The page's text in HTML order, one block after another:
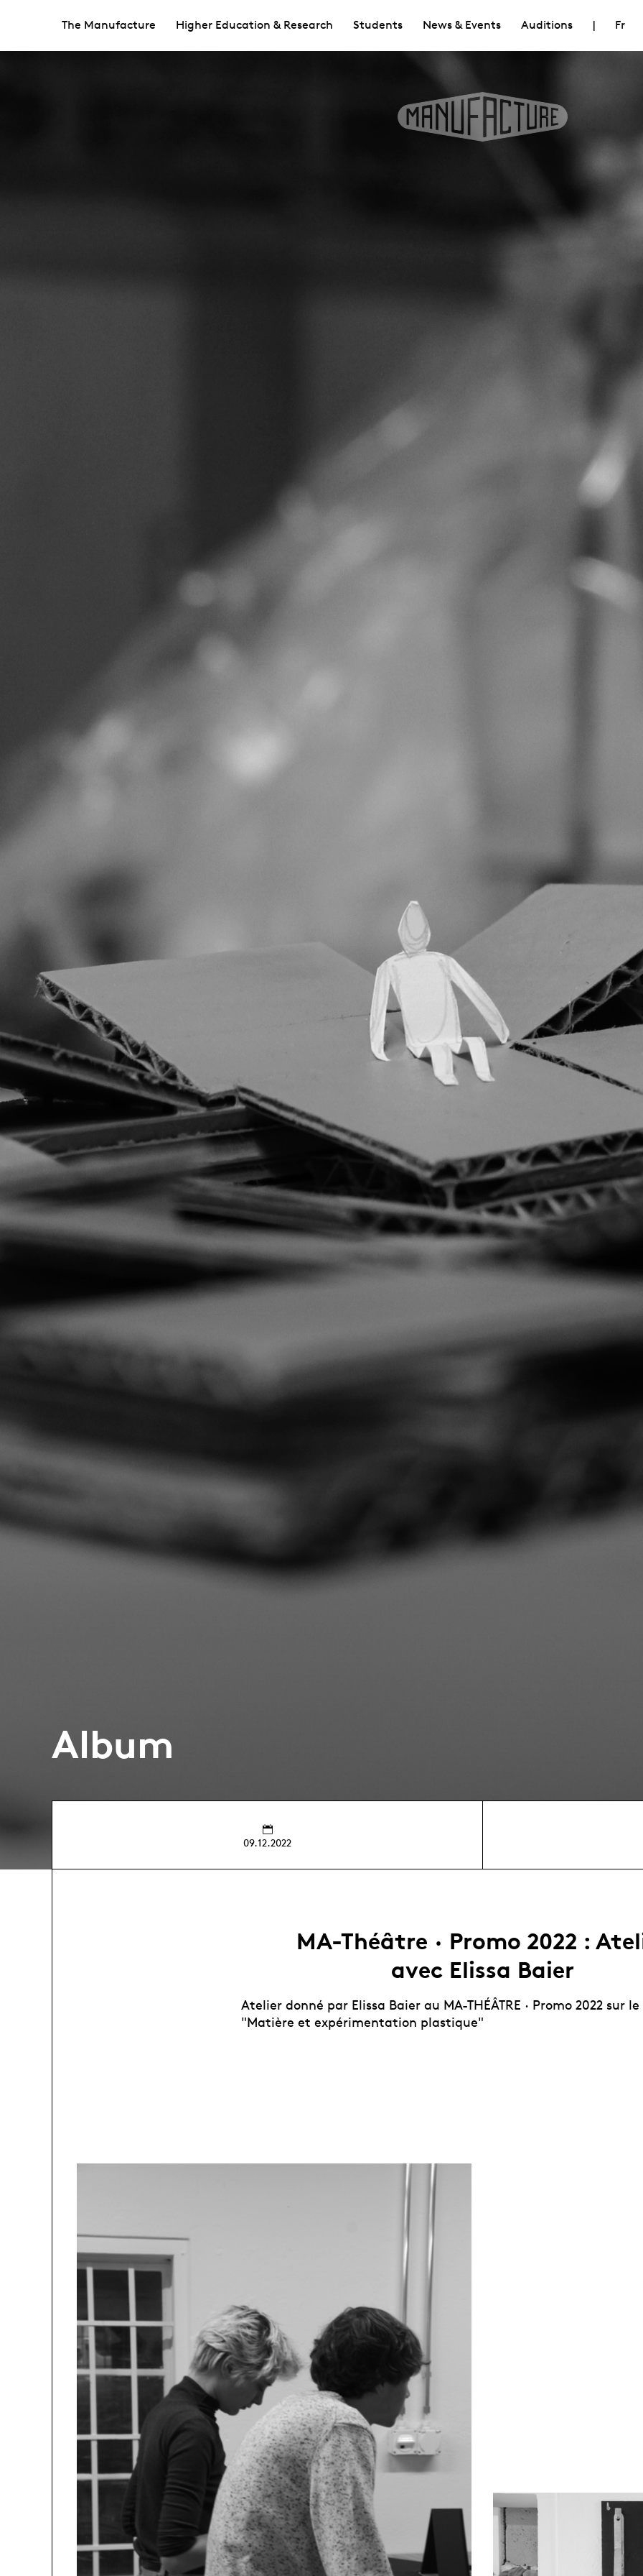
The Manufacture Higher Education & Research Students News & Events Auditions | Fr
Album
09.12.2022
MA-Théâtre · Promo 2022 :
avec Elissa Baier
Atelier donné par Elissa Baier au MA-THÉÂTRE · Promo 2022 sur
"Matière et expérimentation plastique"